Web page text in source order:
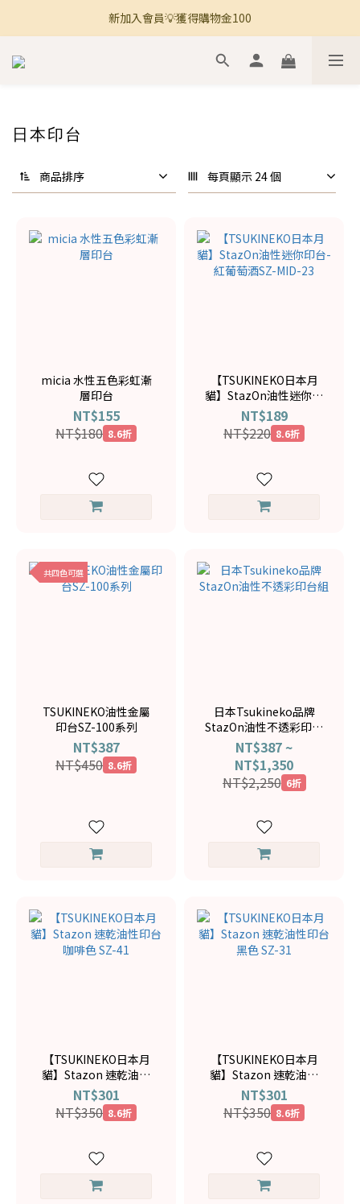
🚚 全館滿800免運 🚚
新加入會員💡獲得購物金100
🚚 全館滿800免運 🚚
日本印台
商品排序 每頁顯示 24 個
micia 水性五色彩虹漸
層印台
NT$155
NT$180 8.6折
【TSUKINEKO日本月
貓】StazOn油性迷你印
台-紅葡萄酒SZ-MID-23
NT$189
NT$220 8.6折
共四色可選
TSUKINEKO油性金屬
印台SZ-100系列
NT$387
NT$450 8.6折
日本Tsukineko品牌
StazOn油性不透彩印台
組
NT$387 ~
NT$1,350
NT$2,250 6折
【TSUKINEKO日本月
貓】Stazon 速乾油性
印台咖啡色 SZ-41
NT$301
NT$350 8.6折
【TSUKINEKO日本月
貓】Stazon 速乾油性
印台黑色 SZ-31
NT$301
NT$350 8.6折